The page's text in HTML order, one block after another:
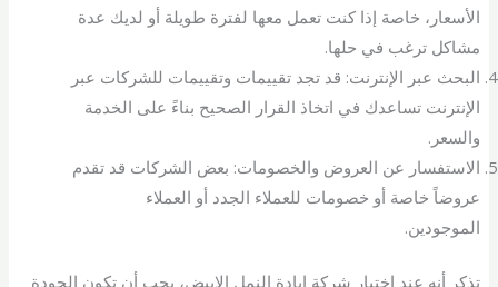
الأسعار، خاصة إذا كنت تعمل معها لفترة طويلة أو لديك عدة
مشاكل ترغب في حلها.
البحث عبر الإنترنت: قد تجد تقييمات وتقييمات للشركات عبر
الإنترنت تساعدك في اتخاذ القرار الصحيح بناءً على الخدمة
والسعر.
الاستفسار عن العروض والخصومات: بعض الشركات قد تقدم
عروضاً خاصة أو خصومات للعملاء الجدد أو العملاء
الموجودين.
تذكر أنه عند اختيار شركة ابادة النمل الابيض، يجب أن تكون الجودة